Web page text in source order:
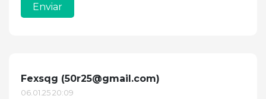
Enviar
Fexsqg (50r25@gmail.com)
06.01.25 20:09